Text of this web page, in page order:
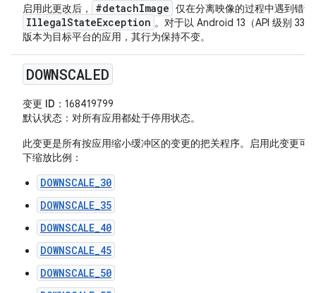
启用此更改后， #detachImage 仅在分离映像的过程中遇到错
IllegalStateException 。对于以 Android 13（API 级别 33
版本为目标平台的应用，其行为保持不变。
DOWNSCALED
变更 ID ：168419799
默认状态 ：对所有应用都处于停用状态。
此变更是所有按应用缩小缓冲区的变更的把关程序。启用此变更可
下缩放比例：
DOWNSCALE_30
DOWNSCALE_35
DOWNSCALE_40
DOWNSCALE_45
DOWNSCALE_50